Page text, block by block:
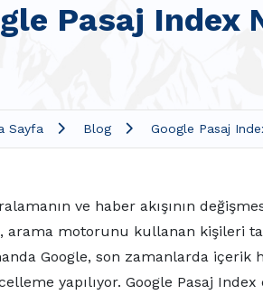
Pasaj Index
Sayfa Blog Google Pasaj
ve haber akışının
arama motorunu kullanan kişileri
Google, son zamanlarda içerik
yapılıyor. Google Pasaj Index